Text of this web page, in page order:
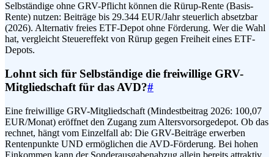
Selbständige ohne GRV-Pflicht können die Rürup-Rente (Basis-
Rente) nutzen: Beiträge bis 29.344 EUR/Jahr steuerlich absetzbar
(2026). Alternativ freies ETF-Depot ohne Förderung. Wer die Wahl
hat, vergleicht Steuereffekt von Rürup gegen Freiheit eines ETF-
Depots.
Lohnt sich für Selbständige die freiwillige GRV-
Mitgliedschaft für das AVD?#
Eine freiwillige GRV-Mitgliedschaft (Mindestbeitrag 2026: 100,07
EUR/Monat) eröffnet den Zugang zum Altersvorsorgedepot. Ob das
rechnet, hängt vom Einzelfall ab: Die GRV-Beiträge erwerben
Rentenpunkte UND ermöglichen die AVD-Förderung. Bei hohen
Einkommen kann der Sonderausgabenabzug allein bereits attraktiv